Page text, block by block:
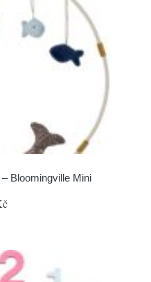
Bloomingville Mini